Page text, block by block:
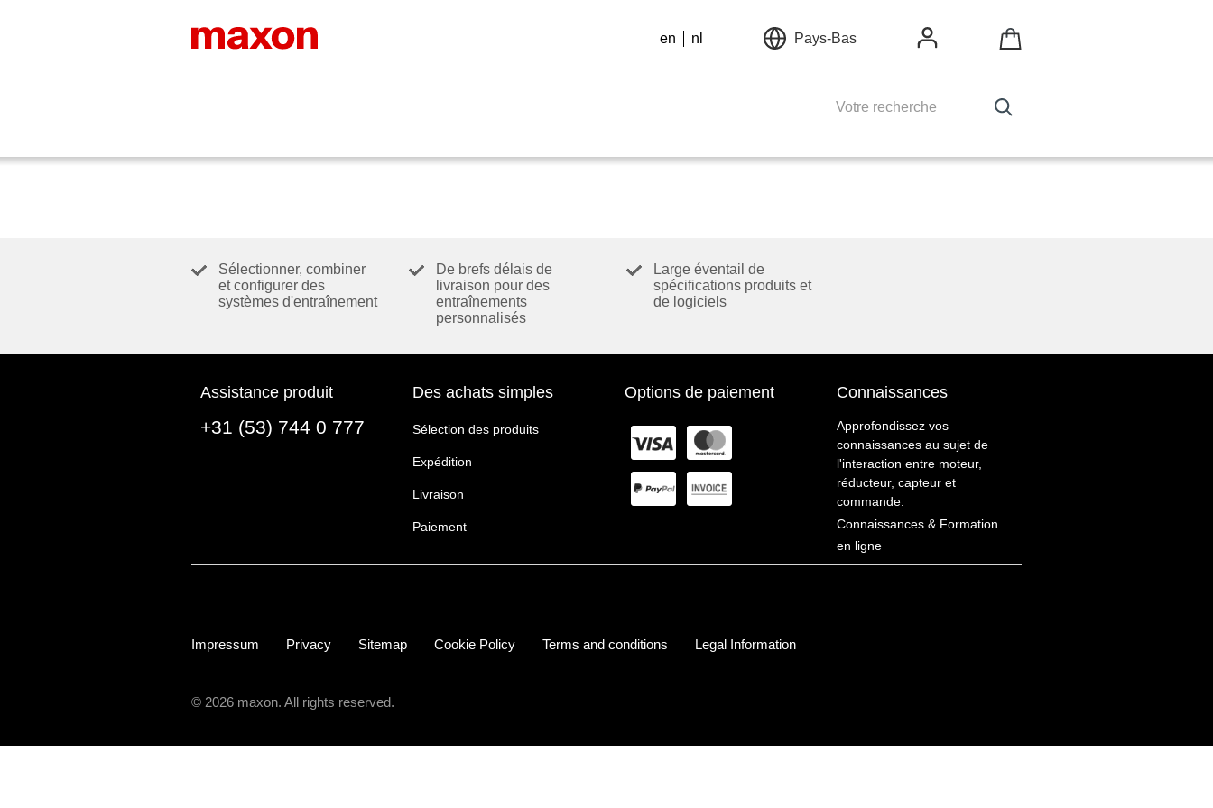
en nl Pays-Bas
Sélectionner, combiner
et configurer des
systèmes d'entraînement
De brefs délais de
livraison pour des
entraînements
personnalisés
Large éventail de
spécifications produits et
de logiciels
Assistance produit
+31 (53) 744 0 777
Des achats simples
Sélection des produits
Expédition
Livraison
Paiement
Options de paiement Connaissances
Approfondissez vos
connaissances au sujet de
l'interaction entre moteur,
réducteur, capteur et
commande.
Connaissances & Formation
en ligne
Impressum Privacy Sitemap Cookie Policy Terms and conditions Legal Information
© 2026 maxon. All rights reserved.